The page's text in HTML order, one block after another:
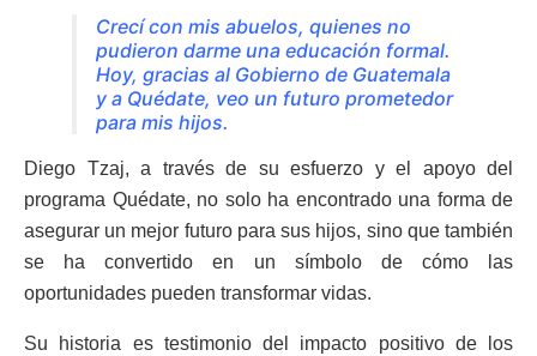
Crecí con mis abuelos, quienes no
pudieron darme una educación formal.
Hoy, gracias al Gobierno de Guatemala
y a Quédate, veo un futuro prometedor
para mis hijos.
Diego Tzaj, a través de su esfuerzo y el apoyo del
programa Quédate, no solo ha encontrado una forma de
asegurar un mejor futuro para sus hijos, sino que también
se ha convertido en un símbolo de cómo las
oportunidades pueden transformar vidas.
Su historia es testimonio del impacto positivo de los